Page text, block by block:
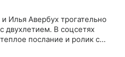
Илья Авербух трогательно
двухлетием. В соцсетях
послание и ролик с